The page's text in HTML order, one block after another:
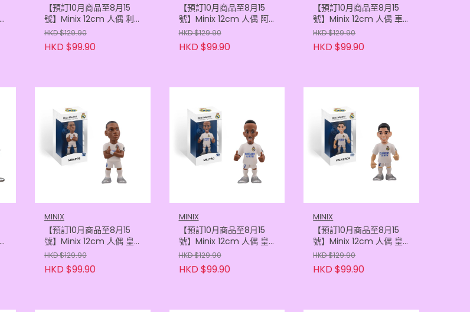
【預訂10月商品至8月15
號】Minix 12cm 人偶 利
物浦 - 蘇保斯拿爾
(8436605121574)
HKD $129.90
HKD $99.90
【預訂10月商品至8月15
號】Minix 12cm 人偶 阿
仙奴 - 奧迪加特
(8436605114262)
HKD $129.90
HKD $99.90
【預訂10月商品至8月15
號】Minix 12cm 人偶 車
路士 - 古古尼亞
(8436605114149)
HKD $129.90
HKD $99.90
MINIX
【預訂10月商品至8月15
號】Minix 12cm 人偶 皇
家馬德里 - 麥巴比
(8436605118451)
HKD $129.90
HKD $99.90
MINIX
【預訂10月商品至8月15
號】Minix 12cm 人偶 皇
家馬德里 - 米利唐
(8436605118444)
HKD $129.90
HKD $99.90
MINIX
【預訂10月商品至8月15
號】Minix 12cm 人偶 皇
家馬德里 - 華維迪
(8436605118420)
HKD $129.90
HKD $99.90